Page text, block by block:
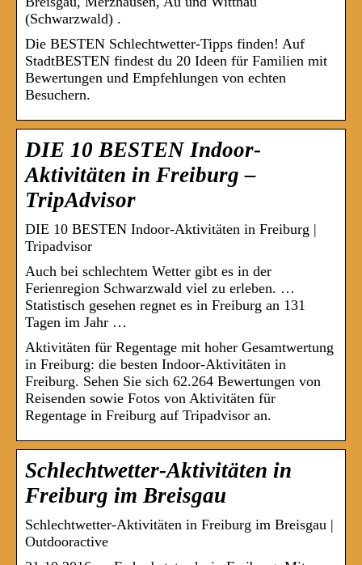
(Schwarzwald) .
Die BESTEN Schlechtwetter-Tipps finden! Auf
StadtBESTEN findest du 20 Ideen für Familien mit
Bewertungen und Empfehlungen von echten
Besuchern.
DIE 10 BESTEN Indoor-
Aktivitäten in Freiburg –
TripAdvisor
DIE 10 BESTEN Indoor-Aktivitäten in Freiburg |
Tripadvisor
Auch bei schlechtem Wetter gibt es in der
Ferienregion Schwarzwald viel zu erleben. …
Statistisch gesehen regnet es in Freiburg an 131
Tagen im Jahr …
Aktivitäten für Regentage mit hoher Gesamtwertung
in Freiburg: die besten Indoor-Aktivitäten in
Freiburg. Sehen Sie sich 62.264 Bewertungen von
Reisenden sowie Fotos von Aktivitäten für
Regentage in Freiburg auf Tripadvisor an.
Schlechtwetter-Aktivitäten in
Freiburg im Breisgau
Schlechtwetter-Aktivitäten in Freiburg im Breisgau |
Outdooractive